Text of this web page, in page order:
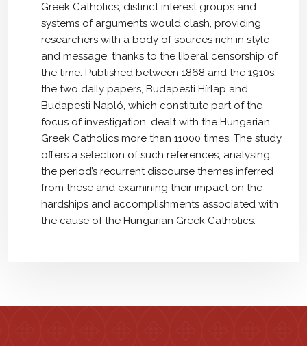
Greek Catholics, distinct interest groups and
systems of arguments would clash, providing
researchers with a body of sources rich in style
and message, thanks to the liberal censorship of
the time. Published between 1868 and the 1910s,
the two daily papers, Budapesti Hírlap and
Budapesti Napló, which constitute part of the
focus of investigation, dealt with the Hungarian
Greek Catholics more than 11000 times. The study
offers a selection of such references, analysing
the period’s recurrent discourse themes inferred
from these and examining their impact on the
hardships and accomplishments associated with
the cause of the Hungarian Greek Catholics.